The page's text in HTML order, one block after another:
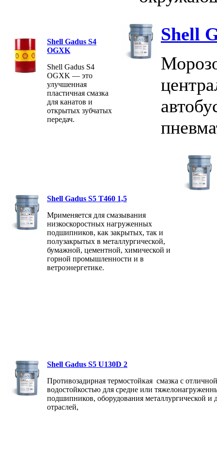
Shell Gadus S4
OGXK
Shell Gadus S4
OGXK — это
улучшенная
пластичная смазка
для канатов и
открытых зубчатых
передач.
Shell
Shell Gadus S5 T460 1,5
Мрименяется для смазывания
низкоскоростных нагруженных
подшипников, как закрытых, так и
полузакрытых в металлургической,
бумажной, цементной, химической и
горной промышленности и в
ветроэнергетике.
Shell Gadus S5 U130D 2
Противозадирная термостойкая смазка с отличной
водостойкостью для средне или
подшипников, оборудования металлургической и
отраслей,